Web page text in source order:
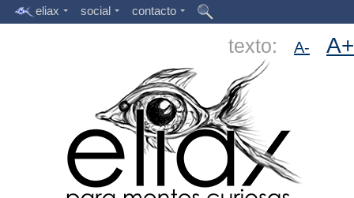
eliax social contacto
texto: A- A+